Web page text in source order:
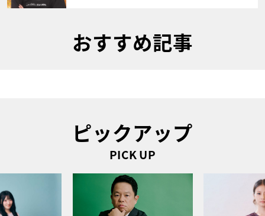
おすすめ記事
ピックアップ
PICK UP